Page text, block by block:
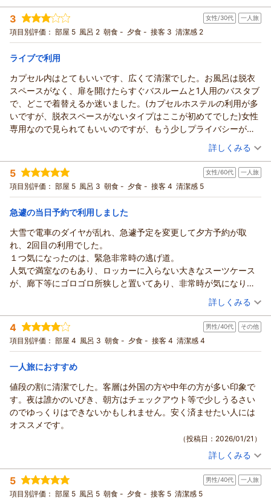
もお役に立てたようで安心いたしました。
次回のご来館を心よりお待ちしております。
（返信日：2026/04/23）
宿泊時期： 2026年02月宿泊 (一人旅)
投稿者： MOONさん
宿泊プラン： 【じゃらんスペシャルウィーク】【シンプル滞在】使いやすい
素泊まりプラン
シングル 食事なし
宿泊価格帯： 2,001～3,000円(大人一人あたり/税込)
カプセルホステル鈴森屋からの返信
ご利用いただきありがとうございます。
この度はご宿泊いただき、またご感想をお寄せいただき誠にあ
りがとうございます。
立地や料金、シンプルな設備についてご理解いただきありがと
うございます。Wi-Fiや外出のしやすさ、またベッドの寝心地に
ご満足いただけたとのこと、大変嬉しく思います。屋上テラス
の雰囲気も気に入っていただけたようで何よりでございます。
一方で、エレベーターの混雑につきましてはご不便をおかけす
る場面もあり申し訳ございません。より快適にご利用いただけ
るよう、今後の運営の参考とさせていただきます。
す。次回のご来館を心よりお待ちしております。
3 女性/30代 一人旅
項目別評価： 部屋 5 風呂 2 朝食 - 夕食 - 接客 3 清潔感 2
ライブで利用
カプセル内はとてもいいです、広くて清潔でした。お風呂は脱衣
スペースがなく、扉を開けたらすぐバスルームと1人用のバスタブ
で、どこで着替えるか迷いました。(カプセルホステルの利用が多
いですが、脱衣スペースがないタイプはここが初めてでした)女性
専用なので見られてもいいのですが、もう少しプライバシーが守
られてるといいなと思います、バスルーム内で着替えました。水
周りは多少汚れてましたが、料金がお安いので値段相応な印象。
カプセルフロア内にリュックが入る程の縦長ロッカーがありま
す。スーツケースは空いてるスペースにそれぞれ置いてました。
とにかくカプセル内は快適なので寝るだけならお得でいいと思い
（投稿日：2026/02/09）
宿泊時期： 2026年01月宿泊 (一人旅)
投稿者： さてんさん
宿泊プラン： 【じゃらんのお得な10日間】素泊まりプラン（大タオル付）
2025年12月
シングル 食事なし
宿泊価格帯： 2,001～3,000円(大人一人あたり/税込)
カプセルホステル鈴森屋からの返信
ご利用いただきありがとうございます。
この度はご宿泊いただき、また詳細なご感想をお寄せいただき
誠にありがとうございます。
カプセル内の広さや清潔さにご満足いただけたとのこと、大変
嬉しく思います。快適にお休みいただけたようで何よりでござ
います。
一方で、バスルームの脱衣スペースやプライバシー面につきま
して、ご不便をおかけし申し訳ございません。いただいたご意
見を参考に、より快適にご利用いただける環境づくりを検討し
てまいります。また、水回りの清掃についても、より一層徹底
次回のご来館を心よりお待ちしております。
（返信日：2026/04/23）
詳しくみる
5 女性/60代 一人旅
項目別評価： 部屋 5 風呂 3 朝食 - 夕食 - 接客 4 清潔感 5
急遽の当日予約で利用しました
大雪で電車のダイヤが乱れ、急遽予定を変更して夕方予約が取
れ、2回目の利用でした。
１つ気になったのは、緊急非常時の逃げ道。
人気で満室なのもあり、ロッカーに入らない大きなスーツケース
が、廊下等にゴロゴロ所狭しと置いてあり、非常時が気になりま
インバウンドの人達のスーツケースが、とにかく大きくて!小さな
ビルにギッシリとカプセルが並ぶ宿。消防法としては問題無いと
は思いますが。
「寝るだけ」と割り切り、お安いので利用しますが正直怖いで
（投稿日：2026/01/26）
宿泊時期： 2026年01月宿泊 (一人旅)
投稿者： まよさん(女性/60代)
宿泊プラン： 【じゃらんのお得な10日間】素泊まりプラン（大タオル付）
2026年1月
シングル 食事なし
宿泊価格帯： 2,001～3,000円(大人一人あたり/税込)
カプセルホステル鈴森屋からの返信
ご利用いただきありがとうございます。
この度は再び当施設をご利用いただき、また貴重なご意見をお
寄せいただき誠にありがとうございます。
ご指摘いただきました非常時の避難経路につきまして、ご不安
なお気持ちにさせてしまい申し訳ございません。館内の安全管
理および消防法に基づいた運営は徹底しておりますが、廊下や
共用スペースへの荷物の置き方については、より一層の管理と
ご案内の強化が必要であると認識しております。今後は掲示や
詳しくみる
4 男性/40代 その他
項目別評価： 部屋 4 風呂 3 朝食 - 夕食 - 接客 4 清潔感 4
一人旅におすすめ
値段の割に清潔でした。客層は外国の方や中年の方が多い印象で
す。夜は誰かのいびき、朝方はチェックアウト等で少しうるさい
のでゆっくりはできないかもしれません。安く済ませたい人には
オススメです。
（投稿日：2026/01/21）
投稿者： やすさん(男性/40代)
宿泊プラン： 素泊まりプラン（大タオル付） 食事なし
宿泊価格帯： 2,001～3,000円(大人一人あたり/税込)
詳しくみる
5 男性/40代 一人旅
項目別評価： 部屋 5 風呂 5 朝食 - 夕食 - 接客 5 清潔感 5